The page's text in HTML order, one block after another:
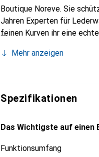
Boutique Noreve. Sie
Jahren Experten für
feinen Kurven ihr eine
für eine anspruchsvolle
Mehr anzeigen
Spezifikationen
Das Wichtigste auf einen
Funktionsumfang